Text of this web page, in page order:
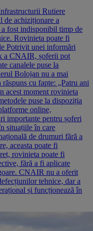
Rutiere
de achiziționare a
fost indisponibil timp de
Rovinieta poate fi
Potrivit unei informări
a CNAIR, șoferii pot
canalele puse la
Bolojan nu a mai
cu fapte: „Patru ani
acest moment rovinieta
puse la dispoziția
online,
importante pentru șoferi
situațiile în care
de drumuri fără a
aceasta poate fi
rovinieta poate fi
fără a fi aplicate
CNAIR nu a oferit
tehnice, dar a
și funcționează în